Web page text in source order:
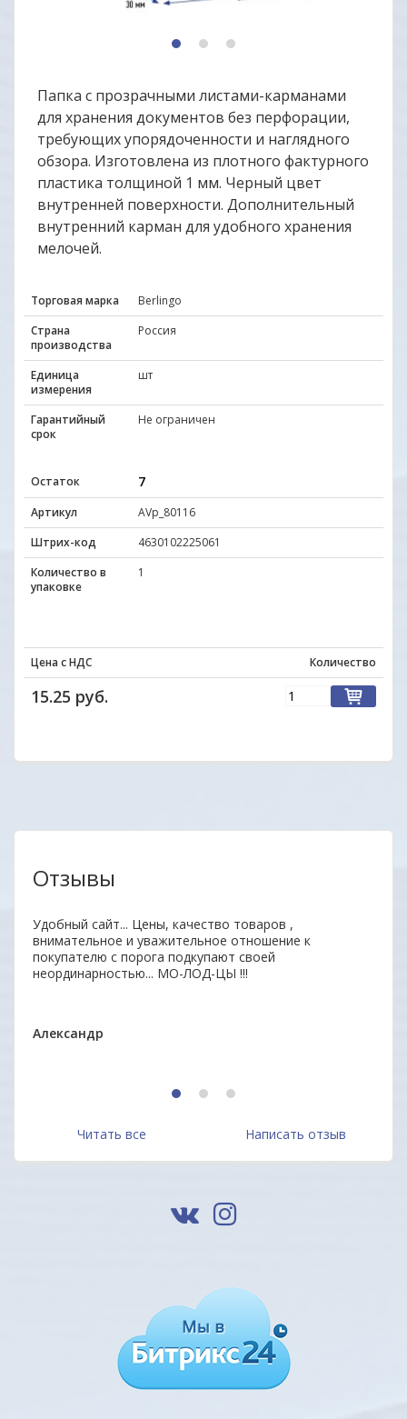
1 2 3
Папка с прозрачными листами-карманами
для хранения документов без перфорации,
требующих упорядоченности и наглядного
обзора. Изготовлена из плотного фактурного
пластика толщиной 1 мм. Черный цвет
внутренней поверхности. Дополнительный
внутренний карман для удобного хранения
мелочей.
Торговая марка
Berlingo
Страна
производства
Россия
Единица
измерения
шт
Гарантийный
срок
Не ограничен
Остаток 7
Артикул
AVp_80116
Штрих-код
4630102225061
Количество в
упаковке
1
Цена с НДС Количество
15.25 руб.
Отзывы
Удобный сайт... Цены, качество товаров ,
внимательное и уважительное отношение к
покупателю с порога подкупают своей
неординарностью... МО-ЛОД-ЦЫ !!!
Александр
1 2 3
Читать все Написать отзыв